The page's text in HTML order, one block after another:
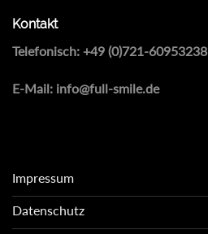
Kontakt
Telefonisch: +49 (0)721-60953238
E-Mail: info@full-smile.de
Impressum
Datenschutz